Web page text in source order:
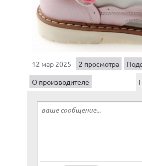
12 мар 2025 2 просмотра
О производителе